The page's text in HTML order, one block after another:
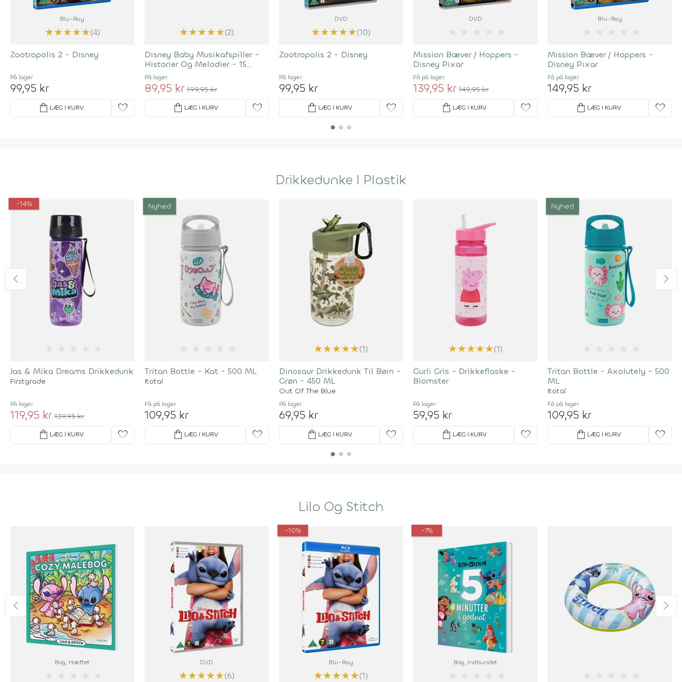
Blu-Ray
★★★★★(4)
Zootropolis 2 - Disney
På lager
99,95 kr
shopping_bag LÆG I KURV favorite
★★★★★(2)
Disney Baby Musikafspiller -
Historier Og Melodier - 15
Sange
På lager
89,95 kr 199,95 kr
shopping_bag LÆG I KURV favorite
DVD
★★★★★(10)
Zootropolis 2 - Disney
På lager
99,95 kr
shopping_bag LÆG I KURV favorite
DVD
Mission Bæver / Hoppers -
Disney Pixar
Få på lager
139,95 kr 149,95 kr
shopping_bag LÆG I KURV favorite
Blu-Ray
Mission Bæver / Hoppers -
Disney Pixar
Få på lager
149,95 kr
shopping_bag LÆG I KURV favorite
Drikkedunke I Plastik
-14%
Jas & Mika Dreams Drikkedunk
Firstgrade
På lager
119,95 kr 139,95 kr
shopping_bag LÆG I KURV favorite
Nyhed
Tritan Bottle - Kat - 500 ML
Itotal
Få på lager
109,95 kr
shopping_bag LÆG I KURV favorite
★★★★★(1)
Dinosaur Drikkedunk Til Børn -
Grøn - 450 ML
Out Of The Blue
På lager
69,95 kr
shopping_bag LÆG I KURV favorite
★★★★★(1)
Gurli Gris - Drikkeflaske -
Blomster
På lager
59,95 kr
shopping_bag LÆG I KURV favorite
Nyhed
Tritan Bottle - Axolutely - 500
ML
Itotal
Få på lager
109,95 kr
shopping_bag LÆG I KURV favorite
Lilo Og Stitch
Bog, Hæftet DVD
★★★★★(6)
-10%
Blu-Ray
★★★★★(1)
-7%
Bog, Indbundet